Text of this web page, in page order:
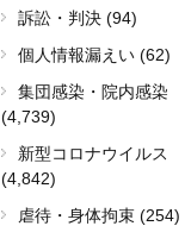
訴訟・判決 (94)
個人情報漏えい (62)
集団感染・院内感染
(4,739)
新型コロナウイルス
(4,842)
虐待・身体拘束 (254)